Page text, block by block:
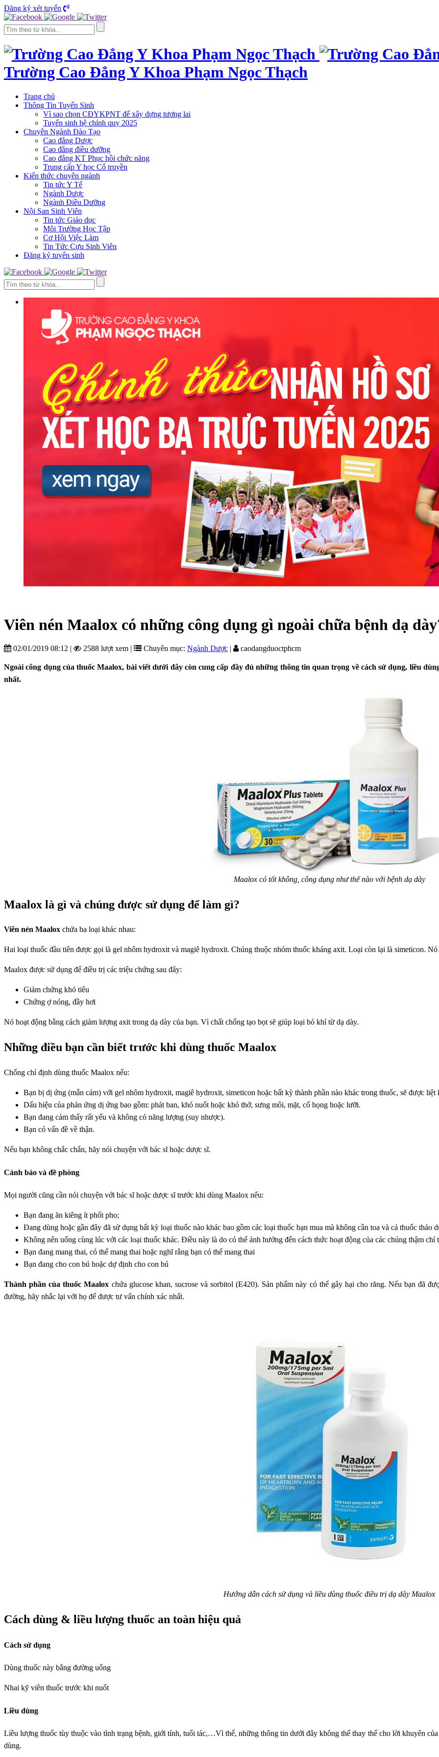
Đăng ký xét tuyển
Trường Cao Đẳng Y Khoa Phạm Ngọc Thạch
Trang chủ
Thông Tin Tuyển Sinh
Vì sao chọn CĐYKPNT để xây dựng tương lai
Tuyển sinh hệ chính quy 2025
Chuyên Ngành Đào Tạo
Cao đẳng Dược
Cao đẳng điều dưỡng
Cao đẳng KT Phục hồi chức năng
Trung cấp Y học Cổ truyền
Kiến thức chuyên ngành
Tin tức Y Tế
Ngành Dược
Ngành Điều Dưỡng
Nội San Sinh Viên
Tin tức Giáo dục
Môi Trường Học Tập
Cơ Hội Việc Làm
Tin Tức Cựu Sinh Viên
Đăng ký tuyển sinh
Viên nén Maalox có những công dụng gì ngoài chữa bệnh dạ
02/01/2019 08:12 | 2588 lượt xem | Chuyên mục: Ngành Dược | caodangduoctphcm
Ngoài công dụng của thuốc Maalox, bài viết dưới đây còn cung cấp đầy đủ những thông tin quan trọng về cách sử dụng, liều
nhất.
Maalox có tốt không, công dụng như thế nào với bệnh dạ dày
Maalox là gì và chúng được sử dụng để làm gì?
Viên nén Maalox chứa ba loại khác nhau:
Hai loại thuốc đầu tiên được gọi là gel nhôm hydroxit và magiê hydroxit. Chúng thuộc nhóm thuốc kháng axit. Loại còn lại là simeticon.
Maalox được sử dụng để điều trị các triệu chứng sau đây:
Giảm chứng khó tiêu
Chứng ợ nóng, đầy hơi
Nó hoạt động bằng cách giảm lượng axit trong dạ dày của bạn. Vì chất chống tạo bọt sẽ giúp loại bỏ khí từ dạ dày.
Những điều bạn cần biết trước khi dùng thuốc Maalox
Chống chỉ định dùng thuốc Maalox nếu:
Bạn bị dị ứng (mẫn cảm) với gel nhôm hydroxit, magiê hydroxit, simeticon hoặc bất kỳ thành phần nào khác trong thuốc, sẽ được liệt
Dấu hiệu của phản ứng dị ứng bao gồm: phát ban, khó nuốt hoặc khó thở, sưng môi, mặt, cổ họng hoặc lưỡi.
Bạn đang cảm thấy rất yếu và không có năng lượng (suy nhược).
Bạn có vấn đề về thận.
Nếu bạn không chắc chắn, hãy nói chuyện với bác sĩ hoặc dược sĩ.
Cảnh báo và đề phòng
Mọi người cũng cần nói chuyện với bác sĩ hoặc dược sĩ trước khi dùng Maalox nếu:
Bạn đang ăn kiêng ít phốt pho;
Đang dùng hoặc gần đây đã sử dụng bất kỳ loại thuốc nào khác bao gồm các loại thuốc bạn mua mà không cần toa và cả thuốc thảo
Không nên uống cùng lúc với các loại thuốc khác. Điều này là do có thể ảnh hưởng đến cách thức hoạt động của các chúng thậm chí
Bạn đang mang thai, có thể mang thai hoặc nghĩ rằng bạn có thể mang thai
Bạn đang cho con bú hoặc dự định cho con bú
Thành phần của thuốc Maalox chứa glucose khan, sucrose và sorbitol (E420). Sản phẩm này có thể gây hại cho răng. Nếu bạn đã
đường, hãy nhắc lại với họ để được tư vấn chính xác nhất.
Hướng dẫn cách sử dụng và liều dùng thuốc điều trị dạ dày Maalox
Cách dùng & liều lượng thuốc an toàn hiệu quả
Cách sử dụng
Dùng thuốc này bằng đường uống
Nhai kỹ viên thuốc trước khi nuốt
Liều dùng
Liều lượng thuốc tùy thuộc vào tình trạng bệnh, giới tính, tuổi tác,…Vì thế, những thông tin dưới đây không thể thay thế cho lời khuyên
dùng.